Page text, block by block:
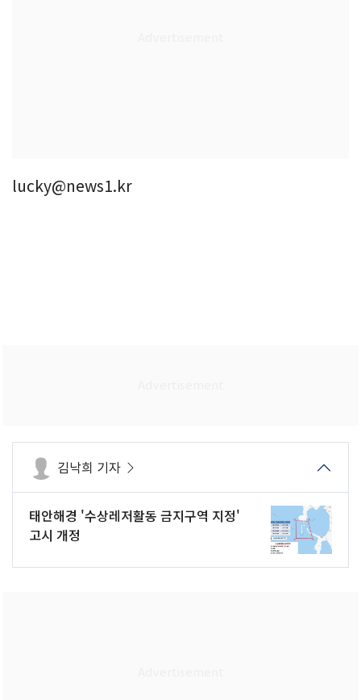
lucky@news1.kr
김낙희 기자
태안해경 '수상레저활동 금지구역 지정'
고시 개정